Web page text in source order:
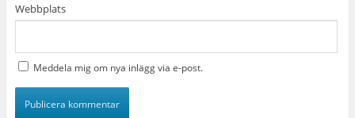
Webbplats
Meddela mig om nya inlägg via e-post.